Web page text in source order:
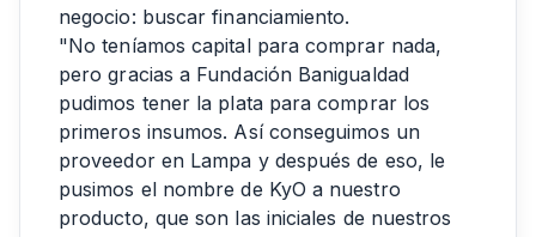
negocio: buscar financiamiento.
"No teníamos capital para comprar nada,
pero gracias a Fundación Banigualdad
pudimos tener la plata para comprar los
primeros insumos. Así conseguimos un
proveedor en Lampa y después de eso, le
pusimos el nombre de KyO a nuestro
producto, que son las iniciales de nuestros